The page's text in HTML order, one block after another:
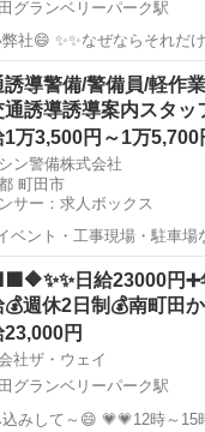
グランベリーパーク駅
なお仕事だから
んな感じですよ😄 午前中に３時間配送・
町田グランベリーパーク駅
誘導警備/警備員/軽作
通誘導誘導案内スタ
1万3,500円～1万5,700
ン警備株式会社
町田市
サー：求人ボックス
ベント・工事現場・駐車
・物流その他 <雇用形態>
13,500円～15,700円 交通
日給23000円
💰週休2日制💰南町田
23,000円
社ザ・ウェイ
グランベリーパーク駅
～15時くらいまで3時間